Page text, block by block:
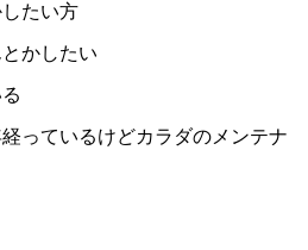
たい方
かしたい
っているけどカラダのメンテナ